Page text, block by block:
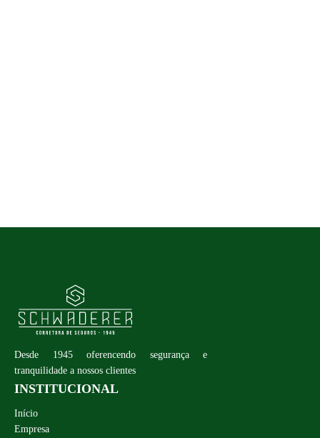
Desde 1945 oferencendo segurança e
tranquilidade a nossos clientes
INSTITUCIONAL
Início
Empresa